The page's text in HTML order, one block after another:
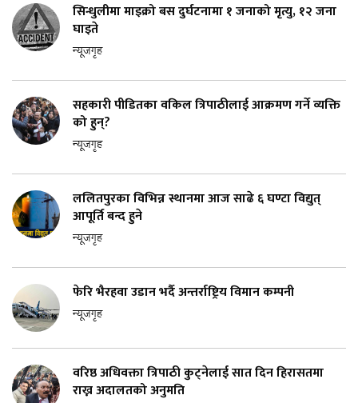
सिन्धुलीमा माइक्रो बस दुर्घटनामा १ जनाको मृत्यु, १२ जना
घाइते
न्यूजगृह
सहकारी पीडितका वकिल त्रिपाठीलाई आक्रमण गर्ने व्यक्ति
को हुन्?
न्यूजगृह
ललितपुरका विभिन्न स्थानमा आज साढे ६ घण्टा विद्युत्
आपूर्ति बन्द हुने
न्यूजगृह
फेरि भैरहवा उडान भर्दै अन्तर्राष्ट्रिय विमान कम्पनी
न्यूजगृह
वरिष्ठ अधिवक्ता त्रिपाठी कुट्नेलाई सात दिन हिरासतमा
राख्न अदालतको अनुमति